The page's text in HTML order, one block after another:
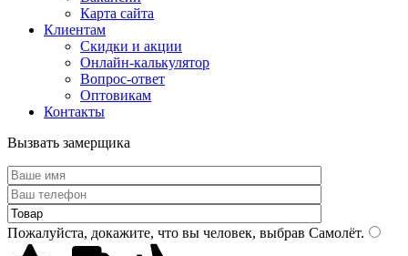
Карта сайта
Клиентам
Скидки и акции
Онлайн-калькулятор
Вопрос-ответ
Оптовикам
Контакты
Вызвать замерщика
Пожалуйста, докажите, что вы человек, выбрав Самолёт.